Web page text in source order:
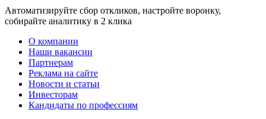
Автоматизируйте сбор откликов, настройте воронку,
собирайте аналитику в 2 клика
О компании
Наши вакансии
Партнерам
Реклама на сайте
Новости и статьи
Инвесторам
Кандидаты по профессиям